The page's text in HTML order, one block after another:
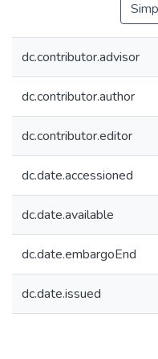
dc.contributor.advisor
dc.contributor.author
dc.contributor.editor
dc.date.accessioned
dc.date.available
dc.date.embargoEnd
dc.date.issued